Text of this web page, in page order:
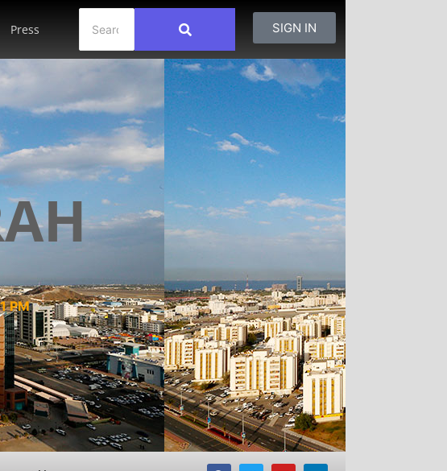
Press SIGN IN
PM